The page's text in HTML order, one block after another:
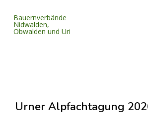
Bauernverbände
Nidwalden,
Obwalden und Uri
Urner Alpfachtagung